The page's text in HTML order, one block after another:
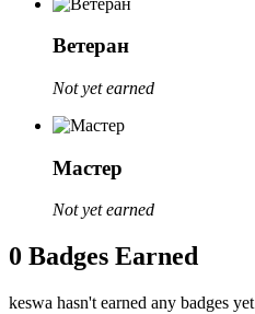
Ветеран
Not yet earned
Мастер
Not yet earned
0 Badges Earned
keswa hasn't earned any badges yet